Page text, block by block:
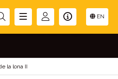
EN
DE LA
la lona II